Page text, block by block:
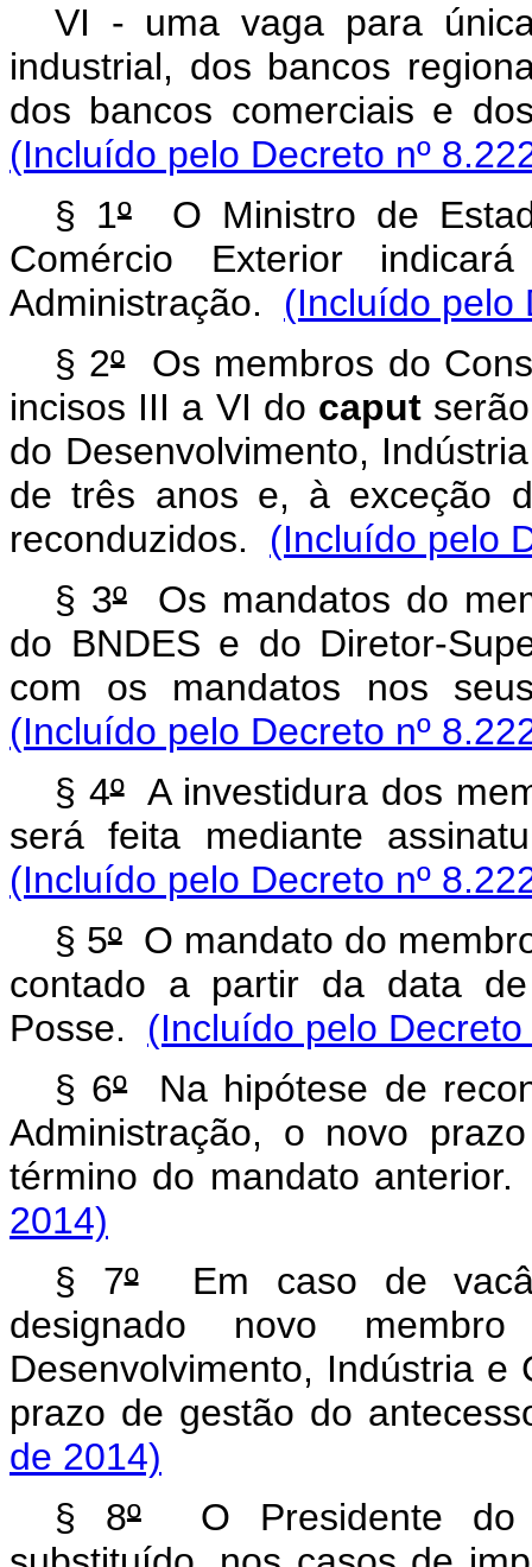
VI - uma vaga para
industrial, dos bancos
dos bancos comerciais e
(Incluído pelo Decreto nº
§ 1ºO Ministro de
Comércio Exterior
Administração. (Incluído pelo
§ 2ºOs membros do
incisos III a VI do caputserão
do Desenvolvimento,
de três anos e, à exceção
reconduzidos. (Incluído pelo
§ 3ºOs mandatos do
do BNDES e do Diretor-
com os mandatos nos
(Incluído pelo Decreto nº
§ 4ºA investidura dos
será feita mediante
(Incluído pelo Decreto nº
§ 5ºO mandato do
contado a partir da data
Posse. (Incluído pelo
§ 6ºNa hipótese de
Administração, o novo
término do mandato
2014)
§ 7ºEm caso de
designado novo
Desenvolvimento, Indústria e
prazo de gestão do
de 2014)
§ 8ºO Presidente do